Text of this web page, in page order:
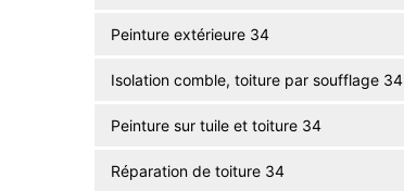
Peinture extérieure 34
Isolation comble, toiture par soufflage 34
Peinture sur tuile et toiture 34
Réparation de toiture 34